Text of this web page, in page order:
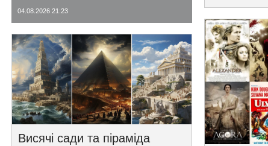
04.08.2026 21:23
Висячі сади та піраміда